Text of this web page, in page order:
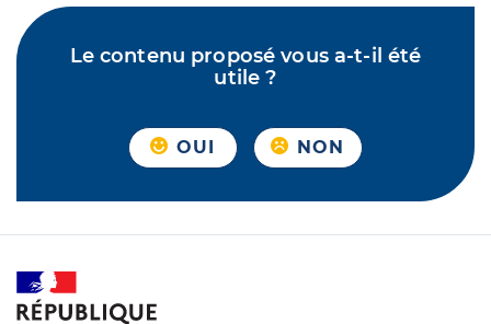
Le contenu proposé vous a-t-il été
utile ?
OUI NON